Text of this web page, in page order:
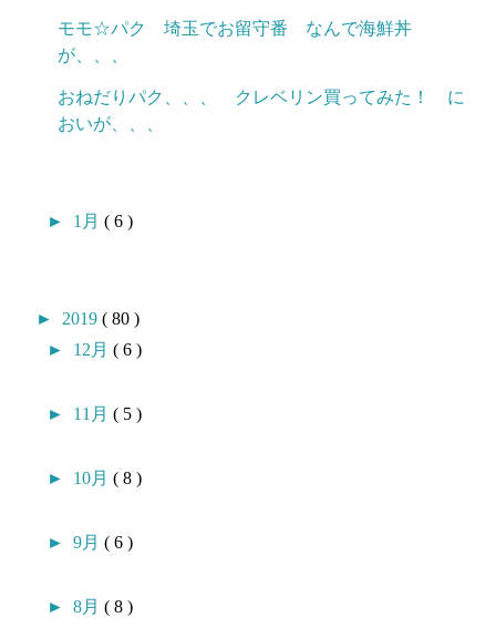
モモ☆パク 埼玉でお留守番 なんで海鮮丼
が、、、
おねだりパク、、、 クレベリン買ってみた！ に
おいが、、、
► 1月( 6 )
► 2019( 80 )
► 12月( 6 )
► 11月( 5 )
► 10月( 8 )
►9月( 6 )
►8月( 8 )